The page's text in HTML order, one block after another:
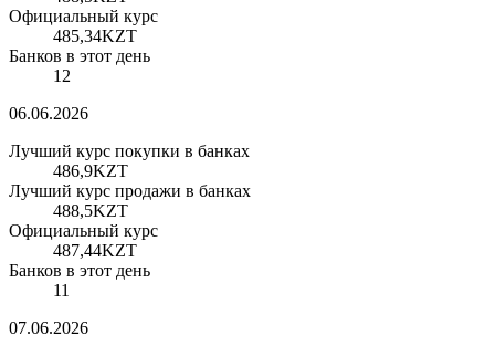
Официальный курс
485,34KZT
Банков в этот день
12
06.06.2026
Лучший курс покупки в банках
486,9KZT
Лучший курс продажи в банках
488,5KZT
Официальный курс
487,44KZT
Банков в этот день
11
07.06.2026